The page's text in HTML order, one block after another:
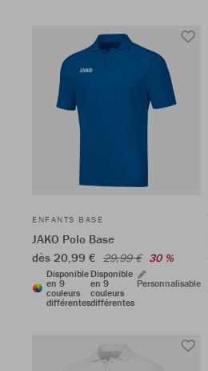
ENFANTS BASE
JAKO Polo Base
dès 20,99 € 29,99 € 30 %
Disponible
en 9
couleurs
différentes
Disponible
en 9
couleurs
différentes
Personnalisable